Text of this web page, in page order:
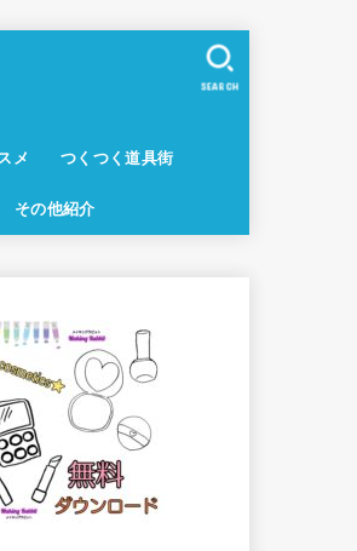
メ つくつく道具街
その他紹介
SEARCH